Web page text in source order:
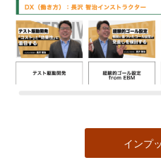
インプ